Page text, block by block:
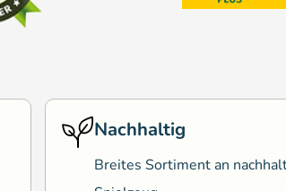
Nachhaltig
Breites Sortiment an